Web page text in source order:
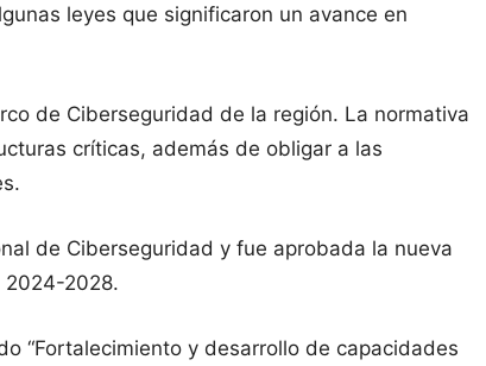
leyes que significaron un avance en
de Ciberseguridad de la región. La normativa
críticas, además de obligar a las
de Ciberseguridad y fue aprobada la nueva
2024-2028.
“Fortalecimiento y desarrollo de capacidades